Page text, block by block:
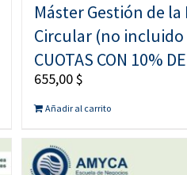
Máster Gestión de
Circular (no
CUOTAS CON 10%
655,00$
Añadir al carrito